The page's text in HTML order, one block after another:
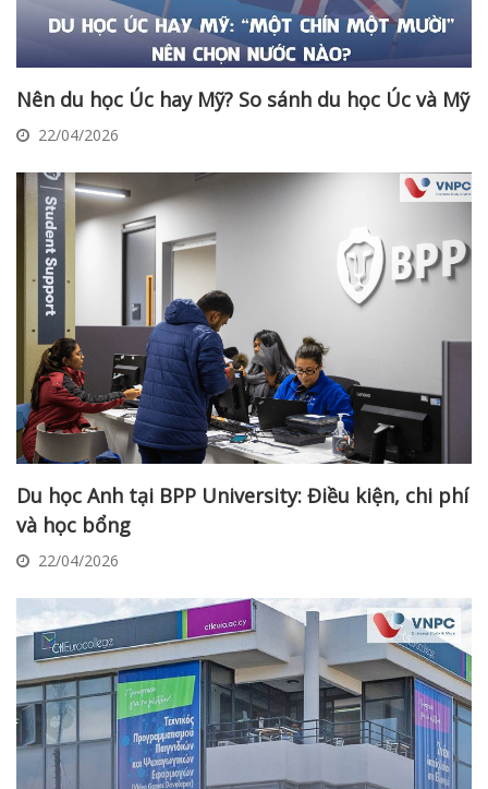
Nên du học Úc hay Mỹ? So sánh du học Úc và Mỹ
22/04/2026
Du học Anh tại BPP University: Điều kiện, chi phí
và học bổng
22/04/2026